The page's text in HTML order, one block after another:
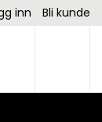
inn Bli kunde